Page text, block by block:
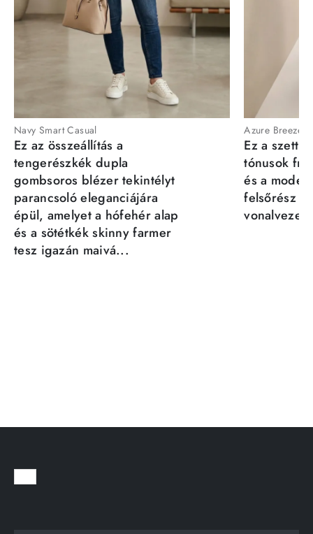
Navy Smart Casual
Ez az összeállítás a
tengerészkék dupla
gombsoros blézer tekintélyt
parancsoló eleganciájára
épül, amelyet a hófehér alap
és a sötétkék skinny farmer
tesz igazán maivá...
Azure Breeze
Ez a szett
tónusok
és a
felsőrész